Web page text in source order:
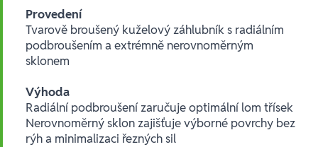
Provedení
Tvarově broušený kuželový záhlubník s radiálním
podbroušením a extrémně nerovnoměrným
sklonem
Výhoda
Radiální podbroušení zaručuje optimální lom třísek
Nerovnoměrný sklon zajišťuje výborné povrchy bez
rýh a minimalizaci řezných sil